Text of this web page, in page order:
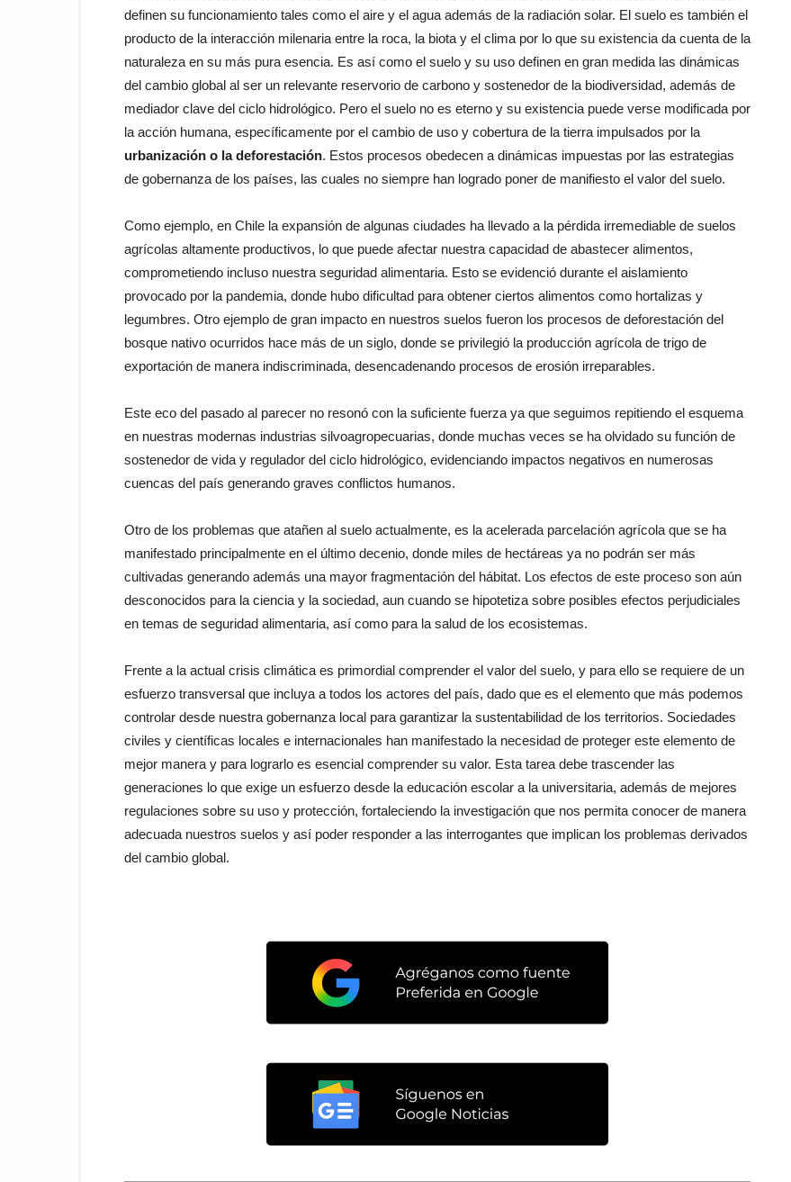
definen su funcionamiento tales como el aire y el agua además de la radiación solar. El suelo es también el
producto de la interacción milenaria entre la roca, la biota y el clima por lo que su existencia da cuenta de la
naturaleza en su más pura esencia. Es así como el suelo y su uso definen en gran medida las dinámicas
del cambio global al ser un relevante reservorio de carbono y sostenedor de la biodiversidad, además de
mediador clave del ciclo hidrológico. Pero el suelo no es eterno y su existencia puede verse modificada por
la acción humana, específicamente por el cambio de uso y cobertura de la tierra impulsados por la
urbanización o la deforestación. Estos procesos obedecen a dinámicas impuestas por las estrategias
de gobernanza de los países, las cuales no siempre han logrado poner de manifiesto el valor del suelo.
Como ejemplo, en Chile la expansión de algunas ciudades ha llevado a la pérdida irremediable de suelos
agrícolas altamente productivos, lo que puede afectar nuestra capacidad de abastecer alimentos,
comprometiendo incluso nuestra seguridad alimentaria. Esto se evidenció durante el aislamiento
provocado por la pandemia, donde hubo dificultad para obtener ciertos alimentos como hortalizas y
legumbres. Otro ejemplo de gran impacto en nuestros suelos fueron los procesos de deforestación del
bosque nativo ocurridos hace más de un siglo, donde se privilegió la producción agrícola de trigo de
exportación de manera indiscriminada, desencadenando procesos de erosión irreparables.
Este eco del pasado al parecer no resonó con la suficiente fuerza ya que seguimos repitiendo el esquema
en nuestras modernas industrias silvoagropecuarias, donde muchas veces se ha olvidado su función de
sostenedor de vida y regulador del ciclo hidrológico, evidenciando impactos negativos en numerosas
cuencas del país generando graves conflictos humanos.
Otro de los problemas que atañen al suelo actualmente, es la acelerada parcelación agrícola que se ha
manifestado principalmente en el último decenio, donde miles de hectáreas ya no podrán ser más
cultivadas generando además una mayor fragmentación del hábitat. Los efectos de este proceso son aún
desconocidos para la ciencia y la sociedad, aun cuando se hipotetiza sobre posibles efectos perjudiciales
en temas de seguridad alimentaria, así como para la salud de los ecosistemas.
Frente a la actual crisis climática es primordial comprender el valor del suelo, y para ello se requiere de un
esfuerzo transversal que incluya a todos los actores del país, dado que es el elemento que más podemos
controlar desde nuestra gobernanza local para garantizar la sustentabilidad de los territorios. Sociedades
civiles y científicas locales e internacionales han manifestado la necesidad de proteger este elemento de
mejor manera y para lograrlo es esencial comprender su valor. Esta tarea debe trascender las
generaciones lo que exige un esfuerzo desde la educación escolar a la universitaria, además de mejores
regulaciones sobre su uso y protección, fortaleciendo la investigación que nos permita conocer de manera
adecuada nuestros suelos y así poder responder a las interrogantes que implican los problemas derivados
del cambio global.